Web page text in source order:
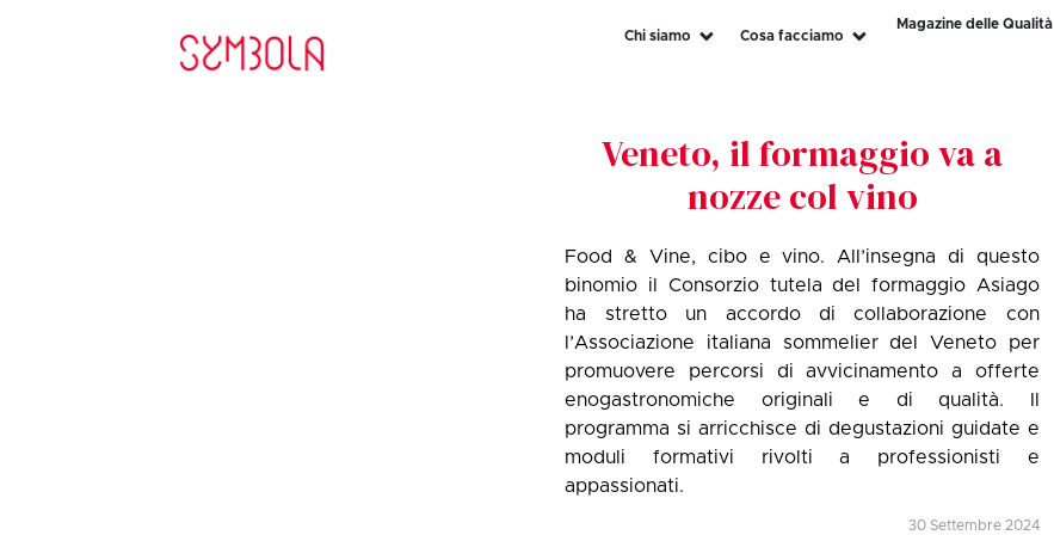
Chi siamo Cosa facciamo
Magazine delle Qualità
Veneto, il formaggio va a
nozze col vino
Food & Vine, cibo e vino. All’insegna di questo
binomio il Consorzio tutela del formaggio Asiago
ha stretto un accordo di collaborazione con
l’Associazione italiana sommelier del Veneto per
promuovere percorsi di avvicinamento a offerte
enogastronomiche originali e di qualità. Il
programma si arricchisce di degustazioni guidate e
moduli formativi rivolti a professionisti e
appassionati.
30 Settembre 2024